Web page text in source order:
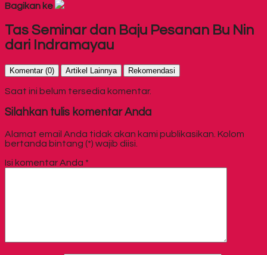
Bagikan ke
Tas Seminar dan Baju Pesanan Bu Nin
dari Indramayau
Komentar (0) Artikel Lainnya Rekomendasi
Saat ini belum tersedia komentar.
Silahkan tulis komentar Anda
Alamat email Anda tidak akan kami publikasikan. Kolom
bertanda bintang (*) wajib diisi.
Isi komentar Anda *